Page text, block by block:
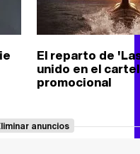
El reparto de
unido en el cartel
promocional
anuncios